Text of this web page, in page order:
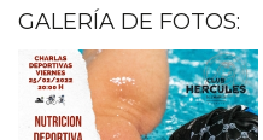
GALERÍA DE FOTOS: